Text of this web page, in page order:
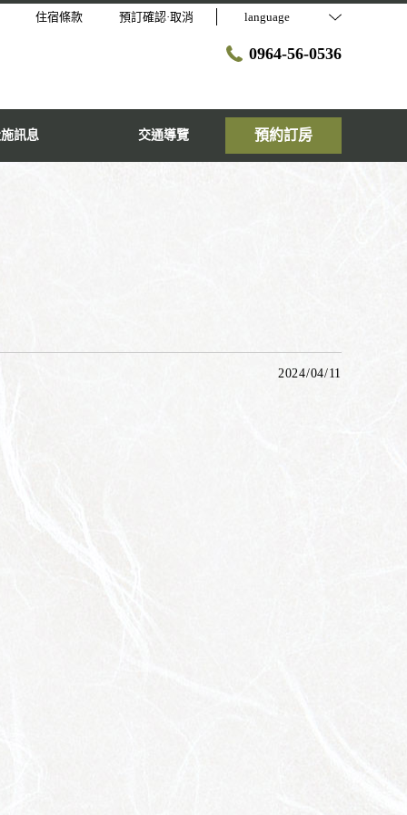
住宿條款 預訂確認·取消 language
0964-56-0536
訊息 交通導覽 預約訂房
2024/04/11